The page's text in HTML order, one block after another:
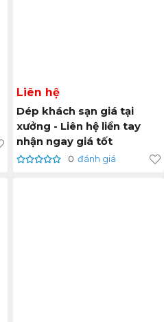
Liên hệ
Dép khách sạn giá tại
xưởng - Liên hệ liền tay
nhận ngay giá tốt
0 đánh giá